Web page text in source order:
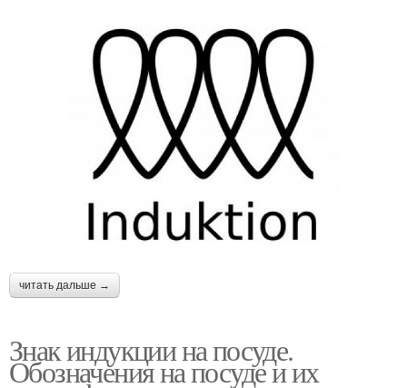
читать дальше →
Знак индукции на посуде.
Обозначения на посуде и их